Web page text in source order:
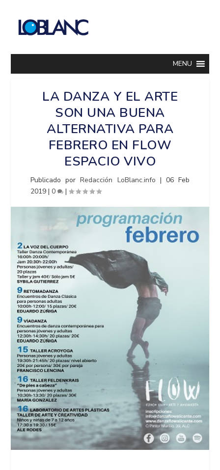
MENU
LA DANZA Y EL ARTE
SON UNA BUENA
ALTERNATIVA PARA
FEBRERO EN FLOW
ESPACIO VIVO
Publicado porRedacción LoBlanc.info | 06 Feb
2019 |0 |